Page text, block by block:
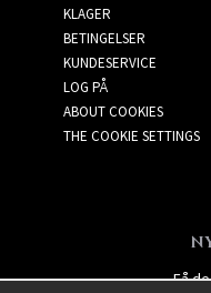
KLAGER
BETINGELSER
KUNDESERVICE
LOG PÅ
ABOUT COOKIES
THE COOKIE SETTINGS
Få